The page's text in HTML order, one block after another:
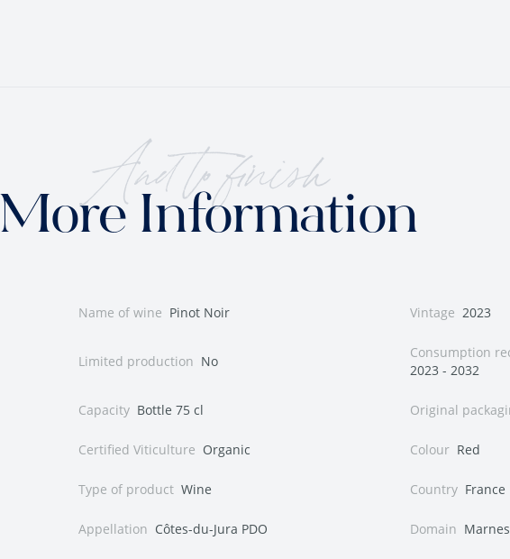
And to finish
More Information
Name of wine Pinot Noir Vintage 2023
Limited production No
Consumption
2023 - 2032
Capacity Bottle 75 cl Original
Certified Viticulture Organic Colour Red
Type of product Wine Country France
Appellation Côtes-du-Jura PDO Domain